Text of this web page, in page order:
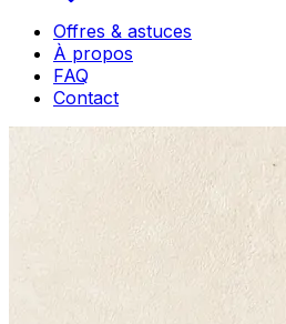
Offres & astuces
À propos
FAQ
Contact